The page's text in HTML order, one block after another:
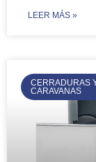
​LEER MÁS »
CERRADURAS
CARAVANAS